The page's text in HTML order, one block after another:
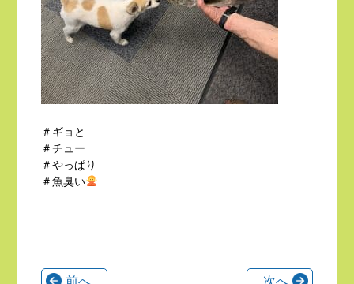
＃ギョと
＃チュー
＃やっぱり
＃魚臭い